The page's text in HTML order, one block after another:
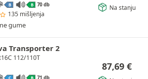
B B 70 db
135 mišljenja
gume
Na stanju
Transporter 2
112/110T
71 db
87,69 €